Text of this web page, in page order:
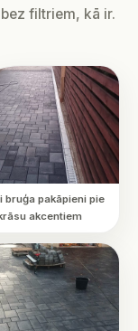
filtriem, kā ir.
bruģa pakāpieni pie
akcentiem